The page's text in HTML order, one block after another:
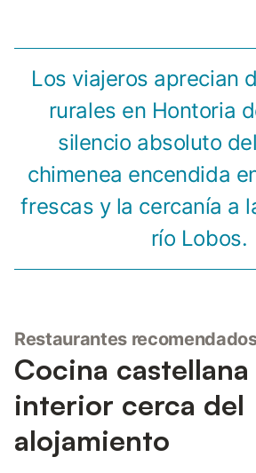
Los viajeros aprecian
rurales en Hontoria
silencio absoluto
chimenea encendida
frescas y la cercanía a
río Lobos.
Restaurantes
Cocina castellana
interior cerca del
alojamiento